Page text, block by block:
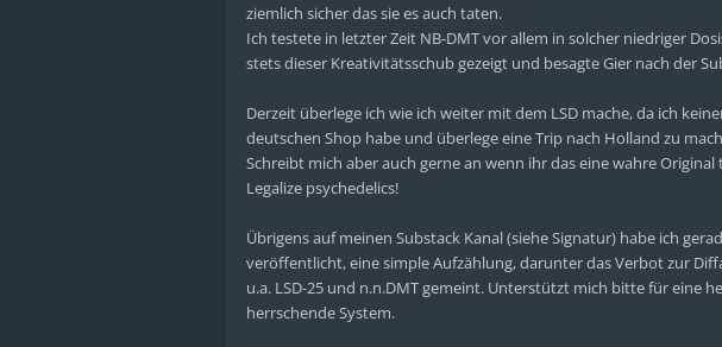
ziemlich sicher das sie es auch taten.
Ich testete in letzter Zeit NB-DMT vor allem in solcher niedriger
stets dieser Kreativitätsschub gezeigt und besagte Gier nach der
Derzeit überlege ich wie ich weiter mit dem LSD mache, da ich
deutschen Shop habe und überlege eine Trip nach Holland zu
Schreibt mich aber auch gerne an wenn ihr das eine wahre
Legalize psychedelics!
Übrigens auf meinen Substack Kanal (siehe Signatur) habe ich
veröffentlicht, eine simple Aufzählung, darunter das Verbot zur
u.a. LSD-25 und n.n.DMT gemeint. Unterstützt mich bitte für eine
herrschende System.